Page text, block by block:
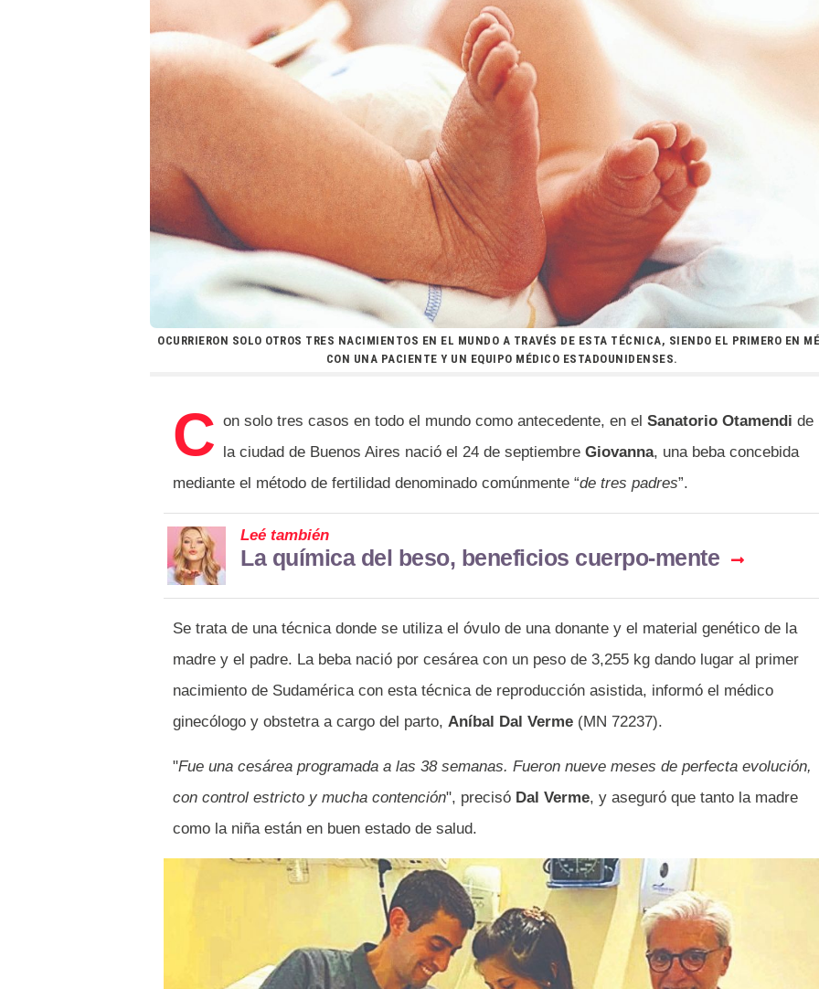
OCURRIERON SOLO OTROS TRES NACIMIENTOS EN EL MUNDO A TRAVÉS DE ESTA TÉCNICA, SIENDO EL PRIMERO EN
CON UNA PACIENTE Y UN EQUIPO MÉDICO ESTADOUNIDENSES.
C on solo tres casos en todo el mundo como antecedente, en el Sanatorio Otamendi de
la ciudad de Buenos Aires nació el 24 de septiembre Giovanna, una beba concebida
mediante el método de fertilidad denominado comúnmente “de tres padres”.
Leé también
La química del beso, beneficios cuerpo-mente
Se trata de una técnica donde se utiliza el óvulo de una donante y el material genético de la
madre y el padre. La beba nació por cesárea con un peso de 3,255 kg dando lugar al primer
nacimiento de Sudamérica con esta técnica de reproducción asistida, informó el médico
ginecólogo y obstetra a cargo del parto, Aníbal Dal Verme (MN 72237).
"Fue una cesárea programada a las 38 semanas. Fueron nueve meses de perfecta evolución,
con control estricto y mucha contención", precisó Dal Verme, y aseguró que tanto la madre
como la niña están en buen estado de salud.